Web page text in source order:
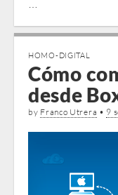
HOMO-DIGITAL
Cómo
desde
by Franco Utrera • 9